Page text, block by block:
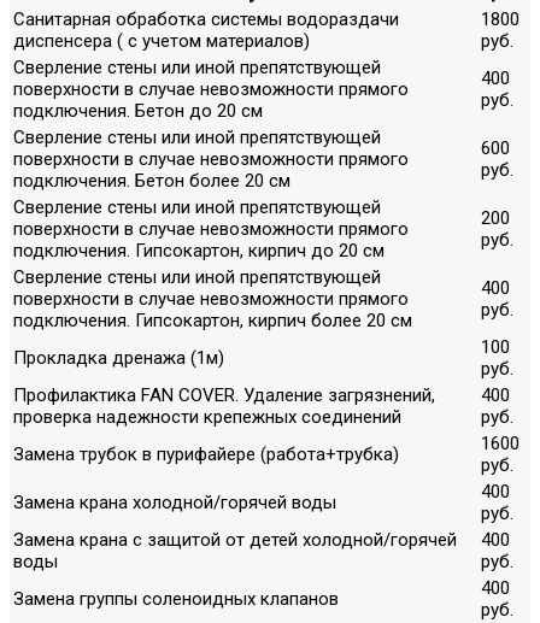
Санитарная обработка системы водораздачи
диспенсера ( с учетом материалов)
1800
руб.
Сверление стены или иной препятствующей
поверхности в случае невозможности прямого
подключения. Бетон до 20 см
400
руб.
Сверление стены или иной препятствующей
поверхности в случае невозможности прямого
подключения. Бетон более 20 см
600
руб.
Сверление стены или иной препятствующей
поверхности в случае невозможности прямого
подключения. Гипсокартон, кирпич до 20 см
200
руб.
Сверление стены или иной препятствующей
поверхности в случае невозможности прямого
подключения. Гипсокартон, кирпич более 20 см
400
руб.
Прокладка дренажа (1м)
100
руб.
Профилактика FAN COVER. Удаление загрязнений,
проверка надежности крепежных соединений
400
руб.
Замена трубок в пурифайере (работа+трубка)
1600
руб.
Замена крана холодной/горячей воды
400
руб.
Замена крана с защитой от детей холодной/горячей
воды
400
руб.
Замена группы соленоидных клапанов
400
руб.